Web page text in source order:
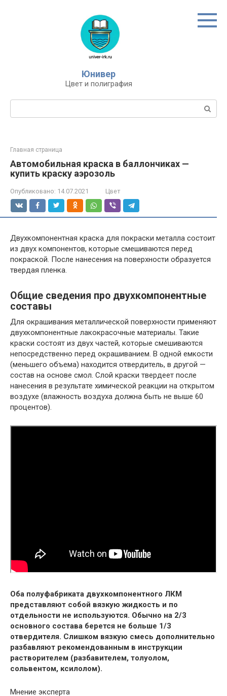
Юнивер
Цвет и полиграфия
Главная страница
Автомобильная краска в баллончиках —
купить краску аэрозоль
Опубликовано: 14.07.2021 Цвет
Двухкомпонентная краска для покраски металла состоит
из двух компонентов, которые смешиваются перед
покраской. После нанесения на поверхности образуется
твердая пленка.
Общие сведения про двухкомпонентные
составы
Для окрашивания металлической поверхности применяют
двухкомпонентные лакокрасочные материалы. Такие
краски состоят из двух частей, которые смешиваются
непосредственно перед окрашиванием. В одной емкости
(меньшего объема) находится отвердитель, в другой —
состав на основе смол. Слой краски твердеет после
нанесения в результате химической реакции на открытом
воздухе (влажность воздуха должна быть не выше 60
процентов).
Оба полуфабриката двухкомпонентного ЛКМ
представляют собой вязкую жидкость и по
отдельности не используются. Обычно на 2/3
основного состава берется не больше 1/3
отвердителя. Слишком вязкую смесь дополнительно
разбавляют рекомендованным в инструкции
растворителем (разбавителем, толуолом,
сольвентом, ксилолом).
Мнение эксперта